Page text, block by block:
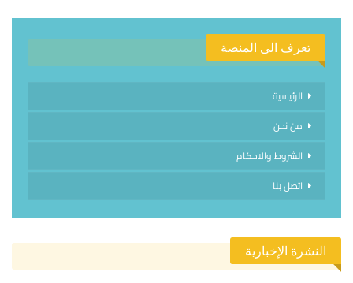
تعرف الى المنصة
الرئيسية
من نحن
الشروط والاحكام
اتصل بنا
النشرة الإخبارية